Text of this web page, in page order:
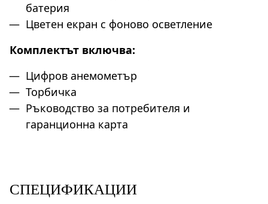
батерия
Цветен екран с фоново осветление
Комплектът включва:
Цифров анемометър
Торбичка
Ръководство за потребителя и
гаранционна карта
СПЕЦИФИКАЦИИ